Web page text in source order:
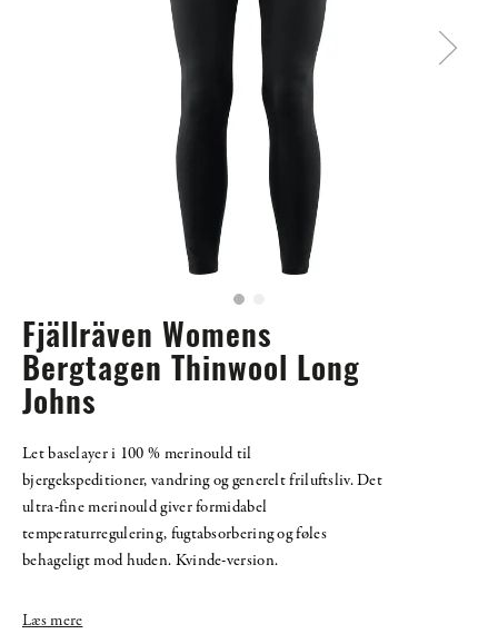
Fjällräven Womens
Bergtagen Thinwool Long
Johns
Let baselayer i 100 % merinould til
bjergekspeditioner, vandring og generelt friluftsliv. Det
ultra-fine merinould giver formidabel
temperaturregulering, fugtabsorbering og føles
behageligt mod huden. Kvinde-version.
Læs mere